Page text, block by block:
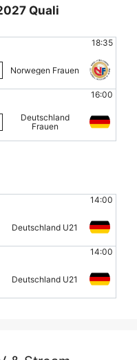
Quali
18:35
Norwegen Frauen
16:00
Deutschland
Frauen
14:00
Deutschland U21
14:00
Deutschland U21